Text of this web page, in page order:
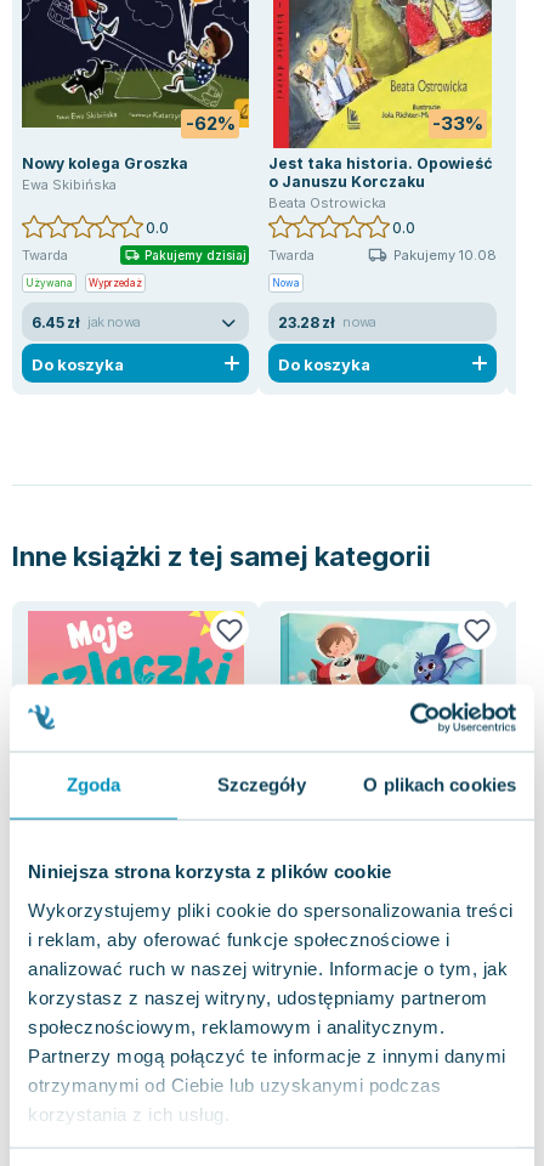
Zgoda Szczegóły O plikach cookies
Niniejsza strona korzysta z plików cookie
Wykorzystujemy pliki cookie do spersonalizowania treści
i reklam, aby oferować funkcje społecznościowe i
analizować ruch w naszej witrynie. Informacje o tym, jak
korzystasz z naszej witryny, udostępniamy partnerom
społecznościowym, reklamowym i analitycznym.
Partnerzy mogą połączyć te informacje z innymi danymi
otrzymanymi od Ciebie lub uzyskanymi podczas
korzystania z ich usług.
-62%
Nowy kolega Groszka
Ewa Skibińska
0.0
Twarda Pakujemy dzisiaj
Używana Wyprzedaż
6.45 zł jak nowa
Do koszyka
-33%
Jest taka historia. Opowieść
o Januszu Korczaku
Beata Ostrowicka
0.0
Twarda Pakujemy 10.08
Nowa
23.28 zł nowa
Do koszyka
Inne książki z tej samej kategorii
Moje szlaczki
0.0
Miękka Pakujemy 10.08
Nowa
1.61 zł nowa
Mądre bajki
0.0
Twarda Pakujemy dzisiaj
Nowa Używana
6.96 zł jak nowa